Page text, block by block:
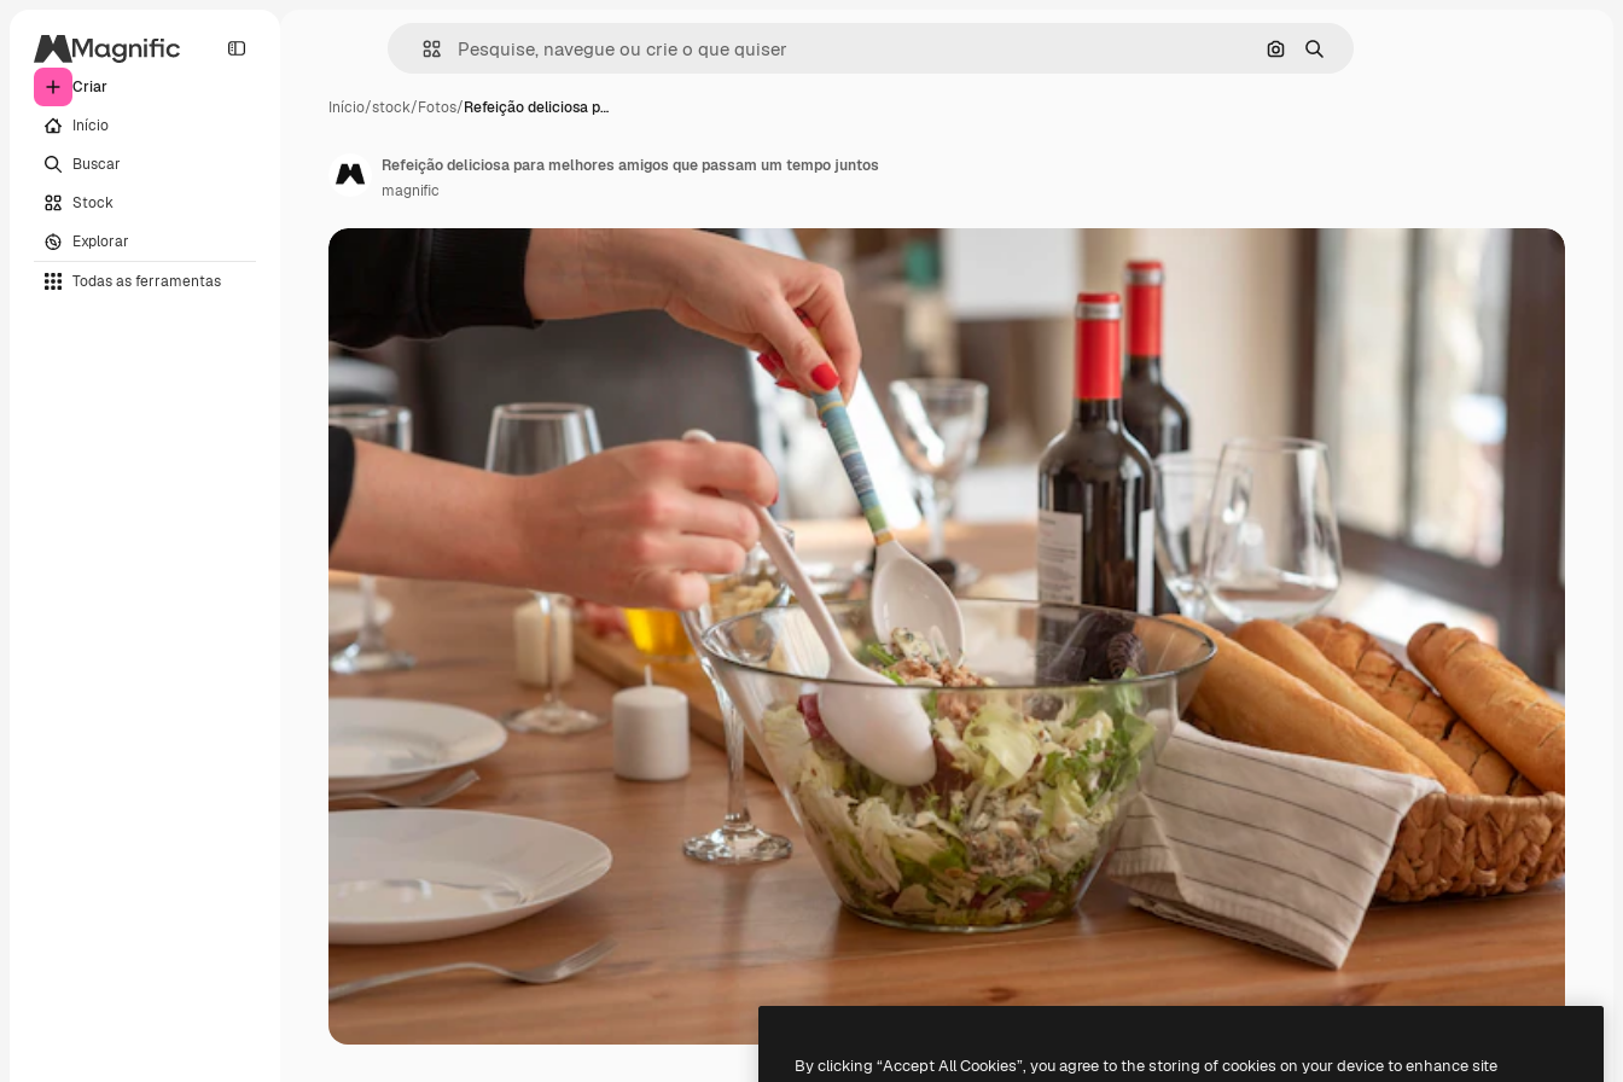
Criar
Início
Buscar
Stock
Explorar
Todas as ferramentas
Pesquisar por imagem
Buscar
Início/stock/Fotos/Refeição deliciosa p…
Refeição deliciosa para melhores amigos que passam um tempo juntos
magnific
By clicking “Accept All Cookies”, you agree to the storing of cookies on your device to enhance site